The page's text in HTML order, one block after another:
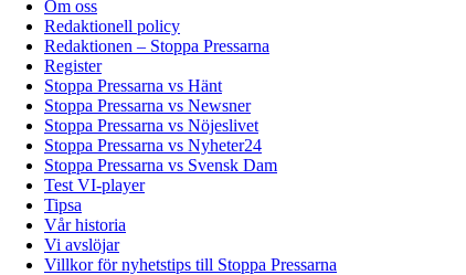
Om oss
Redaktionell policy
Redaktionen – Stoppa Pressarna
Register
Stoppa Pressarna vs Hänt
Stoppa Pressarna vs Newsner
Stoppa Pressarna vs Nöjeslivet
Stoppa Pressarna vs Nyheter24
Stoppa Pressarna vs Svensk Dam
Test VI-player
Tipsa
Vår historia
Vi avslöjar
Villkor för nyhetstips till Stoppa Pressarna